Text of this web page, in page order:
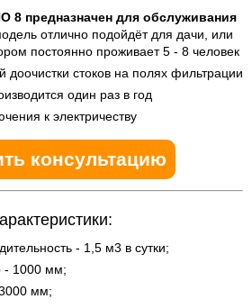
8 предназначен для обслуживания
отлично подойдёт для дачи, или
постоянно проживает 5 - 8 человек
доочистки стоков на полях фильтрации
один раз в год
к электричеству
консультацию
- 1,5 м3 в сутки;
- 1000 мм;
мм;